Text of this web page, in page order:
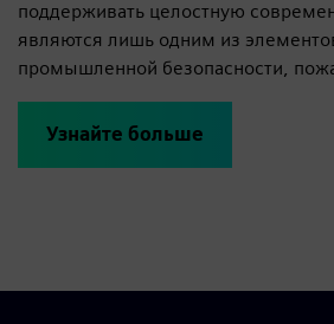
поддерживать целостную
являются лишь одним из
промышленной безопасности,
Узнайте больше